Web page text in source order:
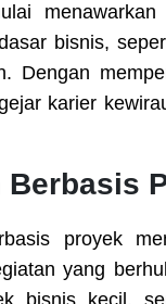
bisnis,
Dengan
karier
Berbasis
proyek
yang
bisnis kecil,